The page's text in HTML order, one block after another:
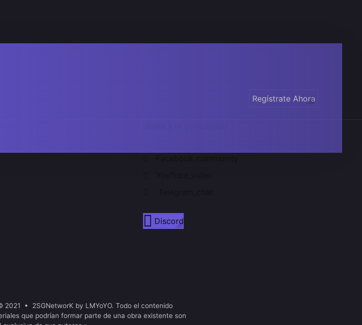
Regístrate Ahora
Discord
2021 • 2SGNetworK by LMYoYO. Todo el contenido
que podrían formar parte de una obra existente son